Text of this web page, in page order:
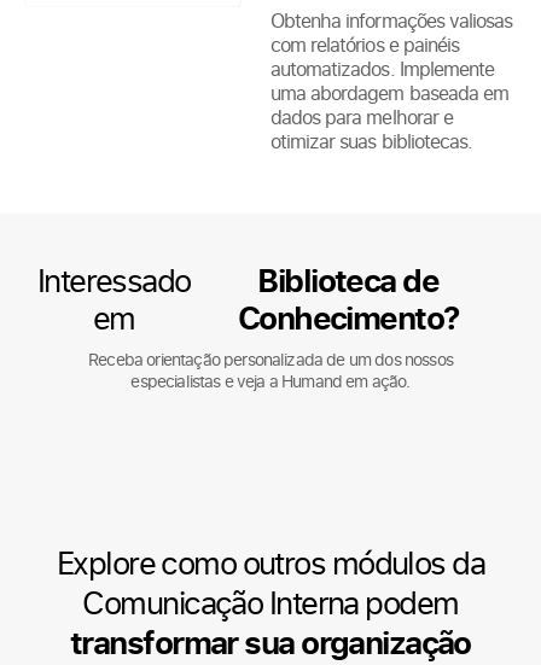
Obtenha informações valiosas
com relatórios e painéis
automatizados. Implemente
uma abordagem baseada em
dados para melhorar e
otimizar suas bibliotecas.
Interessado
em
Biblioteca de
Conhecimento?
Receba orientação personalizada de um dos nossos
especialistas e veja a Humand em ação.
Explore como outros módulos da
Comunicação Interna podem
transformar sua organização